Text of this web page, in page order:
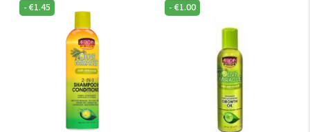
-€1.45 -€1.00